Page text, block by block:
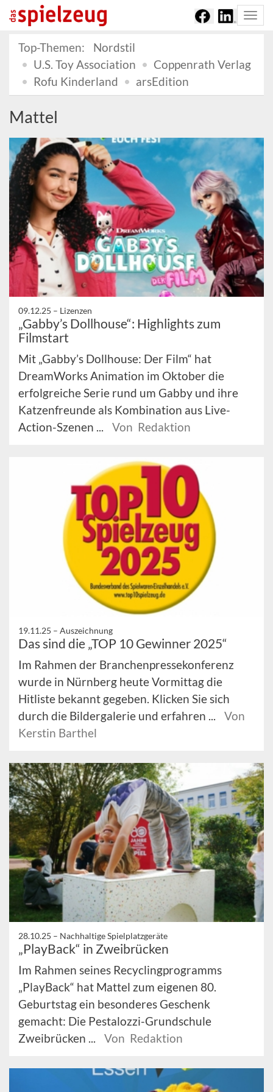
Top-Themen:
Nordstil
U.S. Toy Association
Coppenrath Verlag
Rofu Kinderland
arsEdition
Mattel
09.12.25 – Lizenzen
„Gabby’s Dollhouse“: Highlights zum
Filmstart
Mit „Gabby’s Dollhouse: Der Film“ hat
DreamWorks Animation im Oktober die
erfolgreiche Serie rund um Gabby und ihre
Katzenfreunde als Kombination aus Live-
Action-Szenen ...
Von Redaktion
19.11.25 – Auszeichnung
Das sind die „TOP 10 Gewinner 2025“
Im Rahmen der Branchenpressekonferenz
wurde in Nürnberg heute Vormittag die
Hitliste bekannt gegeben. Klicken Sie sich
durch die Bildergalerie und erfahren ...
Von
Kerstin Barthel
28.10.25 – Nachhaltige Spielplatzgeräte
„PlayBack“ in Zweibrücken
Im Rahmen seines Recyclingprogramms
„PlayBack“ hat Mattel zum eigenen 80.
Geburtstag ein besonderes Geschenk
gemacht: Die Pestalozzi-Grundschule
Zweibrücken ...
Von Redaktion